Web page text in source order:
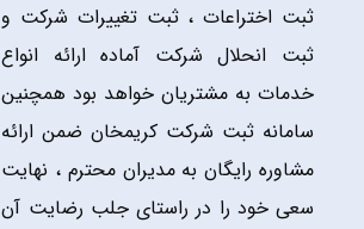
ثبت اختراعات ، ثبت تغییرات شرکت و
ثبت انحلال شرکت آماده ارائه انواع
خدمات به مشتریان خواهد بود همچنین
سامانه ثبت شرکت کریمخان ضمن ارائه
مشاوره رایگان به مدیران محترم ، نهایت
سعی خود را در راستای جلب رضایت آن